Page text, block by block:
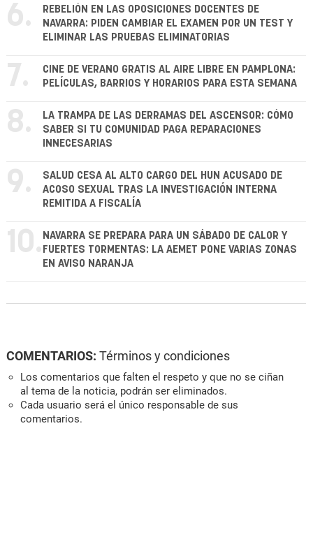
6.
REBELIÓN EN LAS OPOSICIONES DOCENTES DE
NAVARRA: PIDEN CAMBIAR EL EXAMEN POR UN TEST Y
ELIMINAR LAS PRUEBAS ELIMINATORIAS
7.
CINE DE VERANO GRATIS AL AIRE LIBRE EN PAMPLONA:
PELÍCULAS, BARRIOS Y HORARIOS PARA ESTA SEMANA
8.
LA TRAMPA DE LAS DERRAMAS DEL ASCENSOR: CÓMO
SABER SI TU COMUNIDAD PAGA REPARACIONES
INNECESARIAS
9.
SALUD CESA AL ALTO CARGO DEL HUN ACUSADO DE
ACOSO SEXUAL TRAS LA INVESTIGACIÓN INTERNA
REMITIDA A FISCALÍA
10. NAVARRA SE PREPARA PARA UN SÁBADO DE CALOR Y
FUERTES TORMENTAS: LA AEMET PONE VARIAS ZONAS
EN AVISO NARANJA
COMENTARIOS: Términos y condiciones
Los comentarios que falten el respeto y que no se ciñan
al tema de la noticia, podrán ser eliminados.
Cada usuario será el único responsable de sus
comentarios.